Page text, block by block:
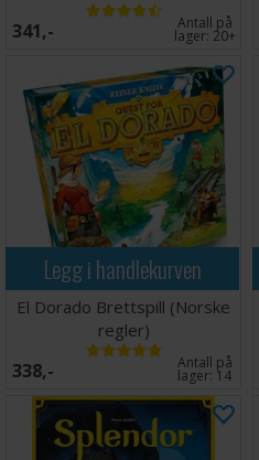
341,- Antall på
lager: 20+
Legg i handlekurven
El Dorado Brettspill (Norske
regler)
338,- Antall på
lager: 14